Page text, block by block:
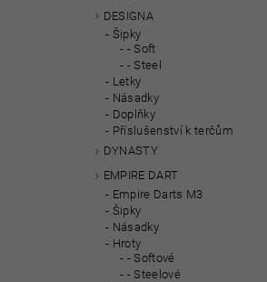
DESIGNA
Šipky
- Soft
- Steel
Letky
Násadky
Doplňky
Příslušenství k terčům
DYNASTY
EMPIRE DART
Empire Darts M3
Šipky
Násadky
Hroty
- Softové
- Steelové